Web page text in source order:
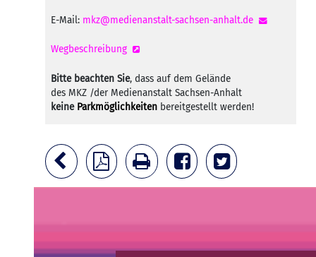
E-Mail: mkz@medienanstalt-sachsen-anhalt.de
Wegbeschreibung
Bitte beachten Sie, dass auf dem Gelände
des MKZ /der Medienanstalt Sachsen-Anhalt
keine Parkmöglichkeiten bereitgestellt werden!